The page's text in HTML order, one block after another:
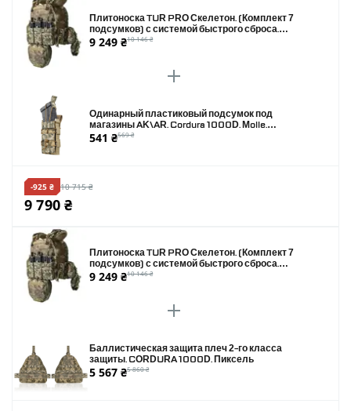
Плитоноска TUR PRO Скелетон. (Комплект 7
подсумков) с системой быстрого сброса.
Molle. Цвет Пиксель.
9 249 ₴10 146 ₴
Одинарный пластиковый подсумок под
магазины AK\AR. Cordura 1000D. Molle.
Пиксель
541 ₴569 ₴
-925 ₴ 10 715 ₴
9 790 ₴
Плитоноска TUR PRO Скелетон. (Комплект 7
подсумков) с системой быстрого сброса.
Molle. Цвет Пиксель.
9 249 ₴10 146 ₴
Баллистическая защита плеч 2-го класса
защиты. CORDURA 1000D. Пиксель
5 567 ₴5 860 ₴